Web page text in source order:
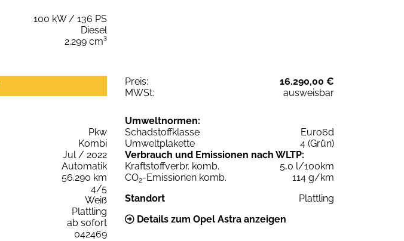
100 kW / 136 PS
Diesel
2.299 cm³
Preis:
16.290,00 €
MWSt:
ausweisbar
Pkw
Kombi
Jul / 2022
Automatik
56.290 km
4/5
Weiß
Plattling
ab sofort
042469
Umweltnormen:
Schadstoffklasse
Euro6d
Umweltplakette
4 (Grün)
Verbrauch und Emissionen nach WLTP:
Kraftstoffverbr. komb.
5,0 l/100km
CO2-Emissionen komb.
114 g/km
Standort
Plattling
Details zum Opel Astra anzeigen